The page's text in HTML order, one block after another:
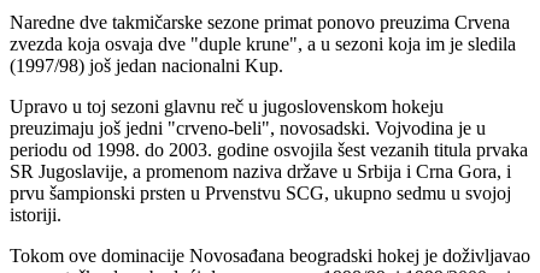
Naredne dve takmičarske sezone primat ponovo preuzima Crvena
zvezda koja osvaja dve "duple krune", a u sezoni koja im je sledila
(1997/98) još jedan nacionalni Kup.
Upravo u toj sezoni glavnu reč u jugoslovenskom hokeju
preuzimaju još jedni "crveno-beli", novosadski. Vojvodina je u
periodu od 1998. do 2003. godine osvojila šest vezanih titula prvaka
SR Jugoslavije, a promenom naziva države u Srbija i Crna Gora, i
prvu šampionski prsten u Prvenstvu SCG, ukupno sedmu u svojoj
istoriji.
Tokom ove dominacije Novosađana beogradski hokej je doživljavao